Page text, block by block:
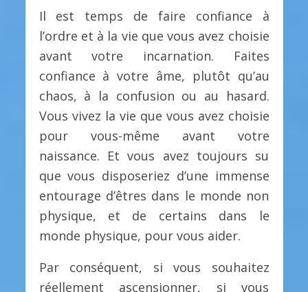
Il est temps de faire confiance à
l’ordre et à la vie que vous avez choisie
avant votre incarnation. Faites
confiance à votre âme, plutôt qu’au
chaos, à la confusion ou au hasard.
Vous vivez la vie que vous avez choisie
pour vous-même avant votre
naissance. Et vous avez toujours su
que vous disposeriez d’une immense
entourage d’êtres dans le monde non
physique, et de certains dans le
monde physique, pour vous aider.
Par conséquent, si vous souhaitez
réellement ascensionner, si vous